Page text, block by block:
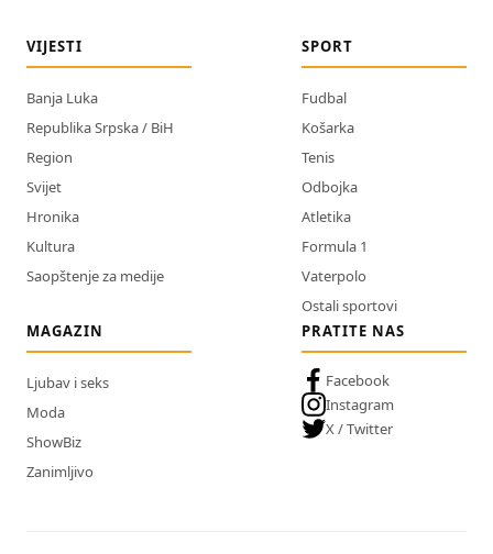
VIJESTI
Banja Luka
Republika Srpska / BiH
Region
Svijet
Hronika
Kultura
Saopštenje za medije
SPORT
Fudbal
Košarka
Tenis
Odbojka
Atletika
Formula 1
Vaterpolo
Ostali sportovi
MAGAZIN
Ljubav i seks
Moda
ShowBiz
Zanimljivo
PRATITE NAS
Facebook
Instagram
X / Twitter